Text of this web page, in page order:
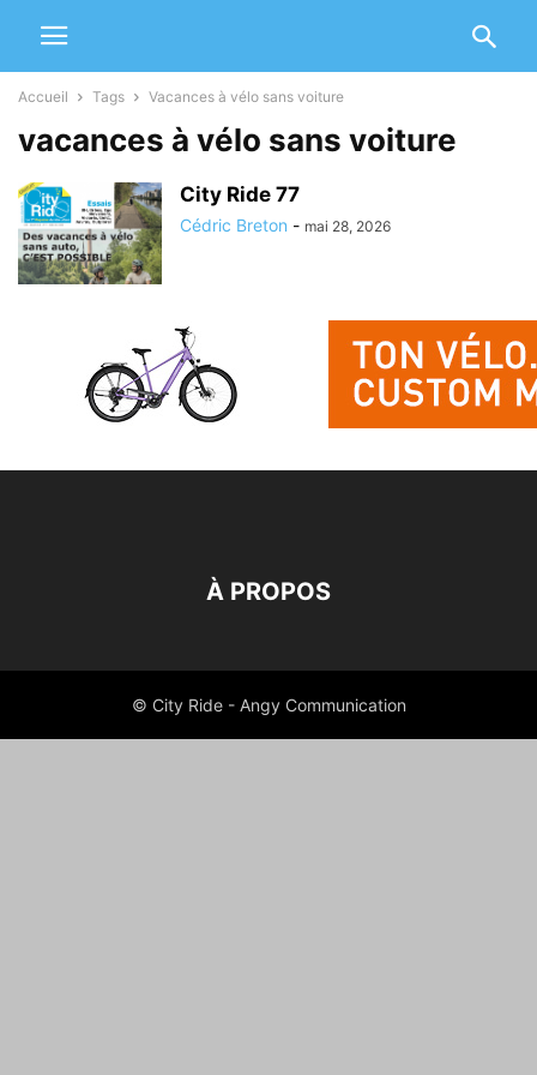
Accueil Tags Vacances à vélo sans voiture
vacances à vélo sans voiture
City Ride 77
Cédric Breton - mai 28, 2026
À PROPOS
© City Ride - Angy Communication